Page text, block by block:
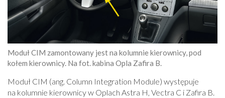
Moduł CIM zamontowany jest na kolumnie kierownicy, pod
kołem kierownicy. Na fot. kabina Opla Zafira B.
Moduł CIM (ang. Column Integration Module) występuje
na kolumnie kierownicy w Oplach Astra H, Vectra C i Zafira B.